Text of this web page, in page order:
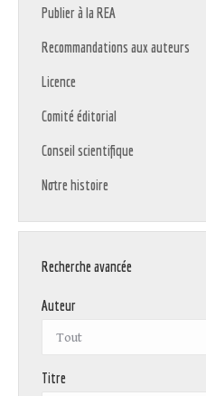
Publier à la REA
Recommandations aux auteurs
Licence
Comité éditorial
Conseil scientifique
Notre histoire
Recherche avancée
Auteur
Titre